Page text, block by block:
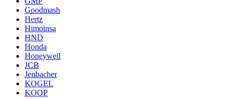
Goodmash
Hertz
Himoinsa
HND
Honda
Honeywell
JCB
Jenbacher
KOGEL
KOOP